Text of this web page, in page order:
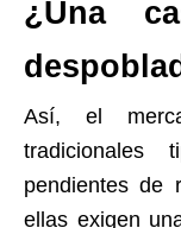
¿Una
Así, el
pendientes de
ellas exigen